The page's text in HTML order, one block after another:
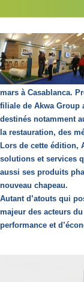
mars à Casablanca.
filiale de Akwa Group
destinés notamment
la restauration, des
Lors de cette édition,
solutions et services
aussi ses produits
nouveau chapeau.
Autant d’atouts qui
majeur des acteurs
performance et